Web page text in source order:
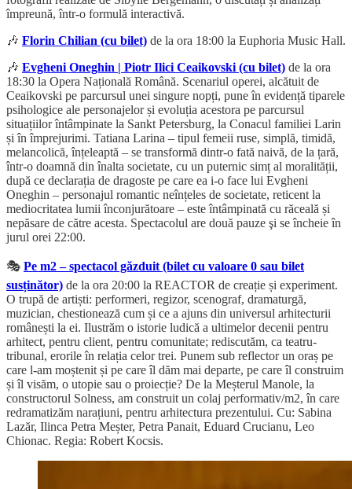
împreună, într-o formulă interactivă.
🎶 Florin Chilian (cu bilet) de la ora 18:00 la Euphoria Music Hall.
🎶 Evgheni Oneghin | Piotr Ilici Ceaikovski (cu bilet) de la ora
18:30 la Opera Națională Română. Scenariul operei, alcătuit de
Ceaikovski pe parcursul unei singure nopți, pune în evidență tiparele
psihologice ale personajelor și evoluția acestora pe parcursul
situațiilor întâmpinate la Sankt Petersburg, la Conacul familiei Larin
și în împrejurimi. Tatiana Larina – tipul femeii ruse, simplă, timidă,
melancolică, înțeleaptă – se transformă dintr-o fată naivă, de la țară,
într-o doamnă din înalta societate, cu un puternic simț al moralității,
după ce declarația de dragoste pe care ea i-o face lui Evgheni
Oneghin – personajul romantic neînțeles de societate, reticent la
mediocritatea lumii înconjurătoare – este întâmpinată cu răceală și
nepăsare de către acesta. Spectacolul are două pauze şi se încheie în
jurul orei 22:00.
🎭 Pe m2 – spectacol găzduit (bilet cu valoare 0 sau bilet
susținător) de la ora 20:00 la REACTOR de creație și experiment.
O trupă de artiști: performeri, regizor, scenograf, dramaturgă,
muzician, chestionează cum și ce a ajuns din universul arhitecturii
românești la ei. Ilustrăm o istorie ludică a ultimelor decenii pentru
arhitect, pentru client, pentru comunitate; rediscutăm, ca teatru-
tribunal, erorile în relația celor trei. Punem sub reflector un oraș pe
care l-am moștenit și pe care îl dăm mai departe, pe care îl construim
și îl visăm, o utopie sau o proiecție? De la Meșterul Manole, la
constructorul Solness, am construit un colaj performativ/m2, în care
redramatizăm narațiuni, pentru arhitectura prezentului. Cu: Sabina
Lazăr, Ilinca Petra Meșter, Petra Panait, Eduard Crucianu, Leo
Chionac. Regia: Robert Kocsis.